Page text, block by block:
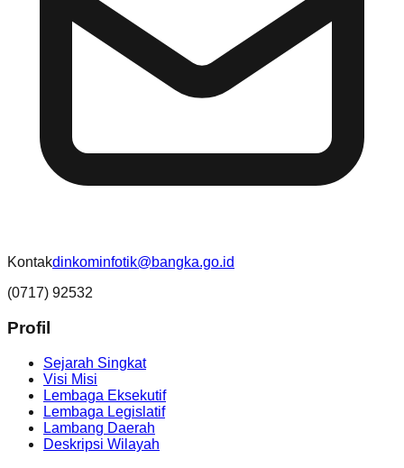
Kontakdinkominfotik@bangka.go.id
(0717) 92532
Profil
Sejarah Singkat
Visi Misi
Lembaga Eksekutif
Lembaga Legislatif
Lambang Daerah
Deskripsi Wilayah